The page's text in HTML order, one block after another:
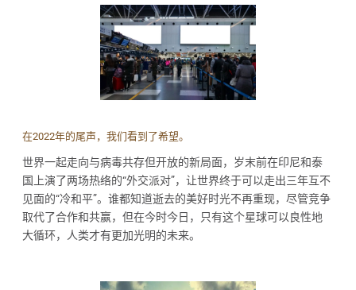
在2022年的尾声，我们看到了希望。
世界一起走向与病毒共存但开放的新局面，岁末前在印尼和泰
国上演了两场热络的“外交派对”，让世界终于可以走出三年互不
见面的“冷和平”。谁都知道逝去的美好时光不再重现，尽管竞争
取代了合作和共赢，但在今时今日，只有这个星球可以良性地
大循环，人类才有更加光明的未来。